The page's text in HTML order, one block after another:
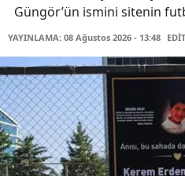
Güngör’ün ismini sitenin
YAYINLAMA: 08 Ağustos 2026 - 13:48